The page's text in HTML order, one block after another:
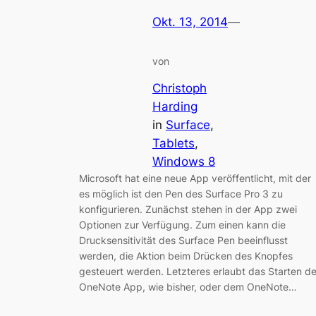
Okt. 13, 2014—
von
Christoph
Harding
in Surface
Tablets
Windows 8
Microsoft hat eine neue App veröffentlicht, mit der
es möglich ist den Pen des Surface Pro 3 zu
konfigurieren. Zunächst stehen in der App zwei
Optionen zur Verfügung. Zum einen kann die
Drucksensitivität des Surface Pen beeinflusst
werden, die Aktion beim Drücken des Knopfes
gesteuert werden. Letzteres erlaubt das Starten
OneNote App, wie bisher, oder dem OneNote…